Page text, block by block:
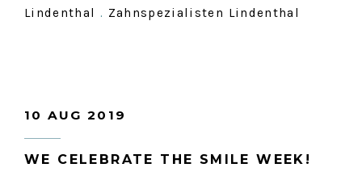
Lindenthal . Zahnspezialisten Lindenthal
10 AUG 2019
WE CELEBRATE THE SMILE WEEK!